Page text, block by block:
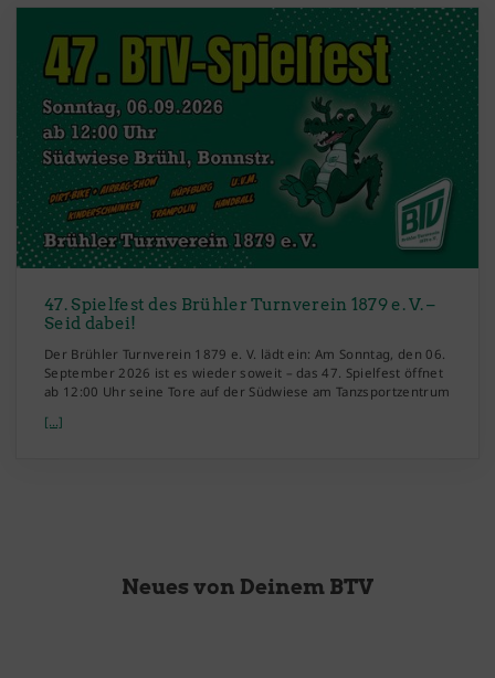
47. Spielfest des Brühler Turnverein 1879 e. V. –
Seid dabei!
Der Brühler Turnverein 1879 e. V. lädt ein: Am Sonntag, den 06.
September 2026 ist es wieder soweit – das 47. Spielfest öffnet
ab 12:00 Uhr seine Tore auf der Südwiese am Tanzsportzentrum
[...]
Neues von Deinem BTV